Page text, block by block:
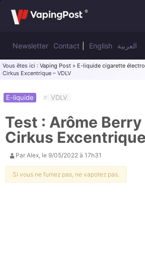
Newsletter Contact English العربية
Vous êtes ici : Vaping Post » E-liquide cigarette
Cirkus Excentrique – VDLV
Test : Arôme Berry
Cirkus
E-liquide # VDLV
Par Alex, le 9/05/2022 à 17h31
Si vous ne fumez pas, ne vapotez pas.